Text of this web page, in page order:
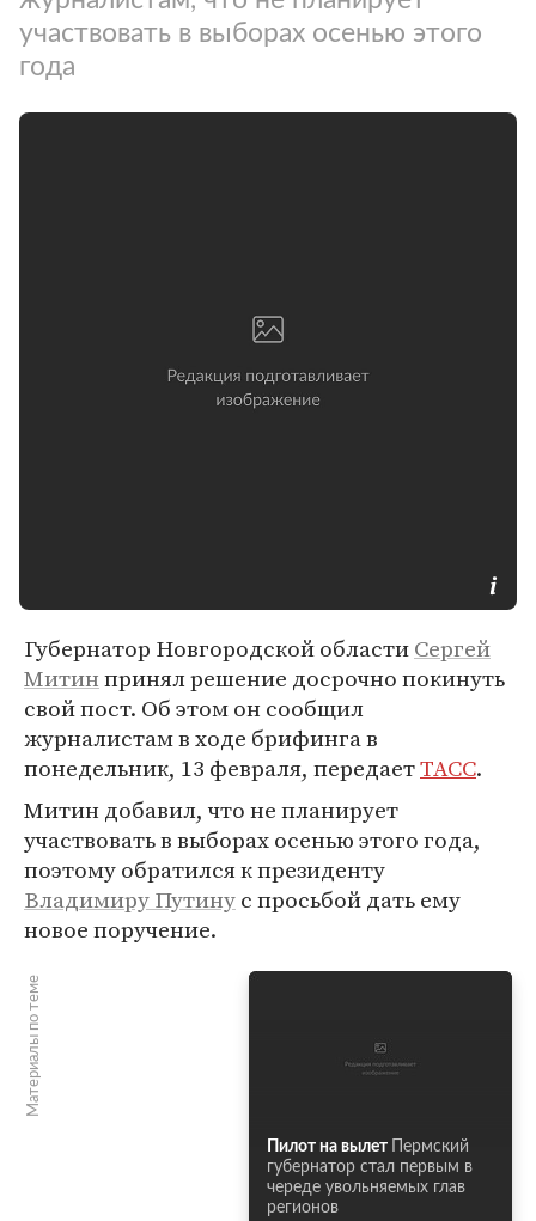
участвовать в выборах осенью этого
года
Губернатор Новгородской областиСергей
Митинпринял решение досрочно покинуть
свой пост. Об этом он сообщил
журналистам в ходе брифинга в
понедельник, 13 февраля, передаетТАСС.
Митин добавил, что не планирует
участвовать в выборах осенью этого года,
поэтому обратился к президенту
Владимиру Путинус просьбой дать ему
новое поручение.
Материалы по теме
Пилот на вылет
Пермский
губернатор стал первым в
череде увольняемых глав
регионов